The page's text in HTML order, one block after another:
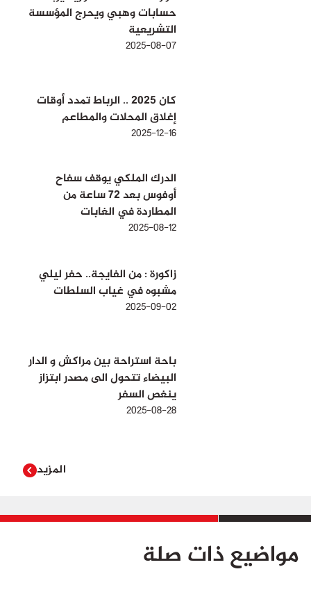
حسابات وهبي ويحرج المؤسسة
التشريعية
2025-08-07
كان 2025 .. الرباط تمدد أوقات
إغلاق المحلات والمطاعم
2025-12-16
الدرك الملكي يوقف سفاح
أوفوس بعد 72 ساعة من
المطاردة في الغابات
2025-08-12
زاكورة : من الفايجة.. حفر ليلي
مشبوه في غياب السلطات
2025-09-02
باحة استراحة بين مراكش و الدار
البيضاء تتحول الى مصدر ابتزاز
ينغص السفر
2025-08-28
المزيد
مواضيع ذات صلة